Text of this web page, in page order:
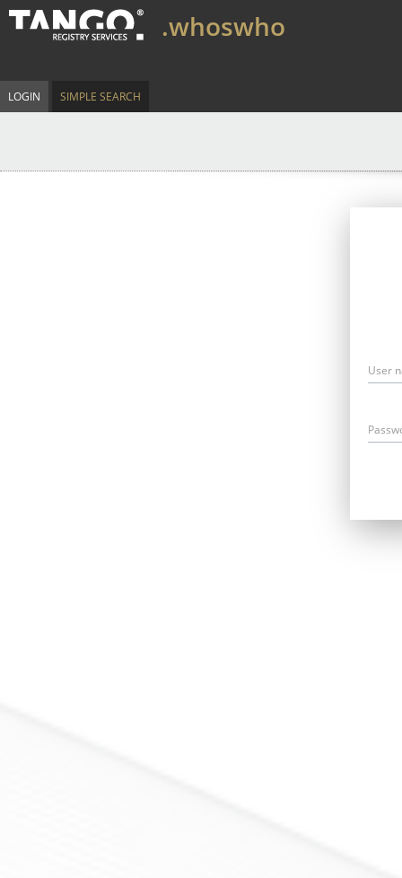
.whoswho
LOGIN SIMPLE SEARCH
User